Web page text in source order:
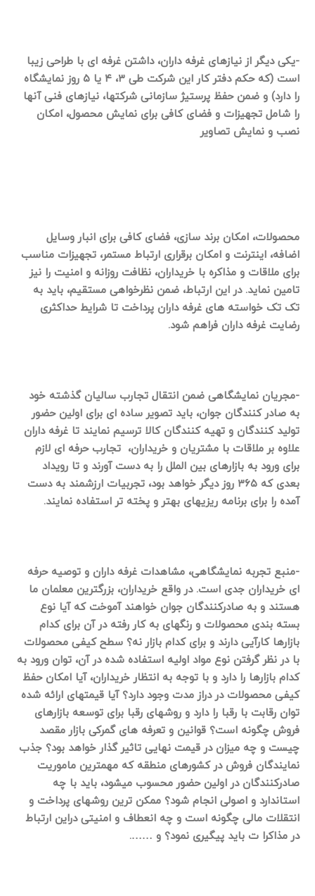
-یکی دیگر از نیازهای غرفه داران، داشتن غرفه ای با طراحی زیبا
است (که حکم دفتر کار این شرکت طی ۳، ۴ یا ۵ روز نمایشگاه
را دارد) و ضمن حفظ پرستیژ سازمانی شرکتها، نیازهای فنی آنها
را شامل تجهیزات و فضای کافی برای نمایش محصول، امکان
نصب و نمایش تصاویر
محصولات، امکان برند سازی، فضای کافی برای انبار وسایل
اضافه، اینترنت و امکان برقراری ارتباط مستمر، تجهیزات مناسب
برای ملاقات و مذاکره با خریداران، نظافت روزانه و امنیت را نیز
تامین نماید. در این ارتباط، ضمن نظرخواهی مستقیم، باید به
تک تک خواسته های غرفه داران پرداخت تا شرایط حداکثری
رضایت غرفه داران فراهم شود.
-مجریان نمایشگاهی ضمن انتقال تجارب سالیان گذشته خود
به صادر کنندگان جوان، باید تصویر ساده ای برای اولین حضور
تولید کنندگان و تهیه کنندگان کالا ترسیم نمایند تا غرفه داران
علاوه بر ملاقات با مشتریان و خریداران، تجارب حرفه ای لازم
برای ورود به بازارهای بین الملل را به دست آورند و تا رویداد
بعدی که ۳۶۵ روز دیگر خواهد بود، تجربیات ارزشمند به دست
آمده را برای برنامه ریزیهای بهتر و پخته تر استفاده نمایند.
-منبع تجربه نمایشگاهی، مشاهدات غرفه داران و توصیه حرفه
ای خریداران جدی است. در واقع خریداران، بزرگترین معلمان ما
هستند و به صادرکنندگان جوان خواهند آموخت که آیا نوع
بسته بندی محصولات و رنگهای به کار رفته در آن برای کدام
بازارها کارآیی دارند و برای کدام بازار نه؟ سطح کیفی محصولات
با در نظر گرفتن نوع مواد اولیه استفاده شده در آن، توان ورود به
کدام بازارها را دارد و با توجه به انتظار خریداران، آیا امکان حفظ
کیفی محصولات در دراز مدت وجود دارد؟ آیا قیمتهای ارائه شده
توان رقابت با رقبا را دارد و روشهای رقبا برای توسعه بازارهای
فروش چگونه است؟ قوانین و تعرفه های گمرکی بازار مقصد
چیست و چه میزان در قیمت نهایی تاثیر گذار خواهد بود؟ جذب
نمایندگان فروش در کشورهای منطقه که مهمترین ماموریت
صادرکنندگان در اولین حضور محسوب میشود، باید با چه
استاندارد و اصولی انجام شود؟ ممکن ترین روشهای پرداخت و
انتقلات مالی چگونه است و چه انعطاف و امنیتی دراین ارتباط
در مذاکرا ت باید پیگیری نمود؟ و …….